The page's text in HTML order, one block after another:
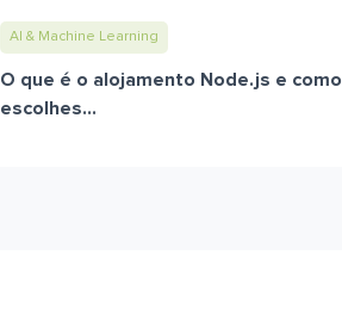
AI & Machine Learning
O que é o alojamento Node.js e como
escolhes...